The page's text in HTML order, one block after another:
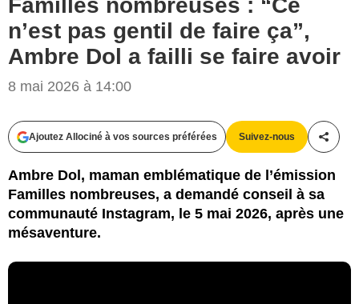
Familles nombreuses : “Ce
n’est pas gentil de faire ça”,
Ambre Dol a failli se faire avoir
8 mai 2026 à 14:00
Ajoutez Allociné à vos sources préférées Suivez-nous
Ambre Dol, maman emblématique de l’émission
Familles nombreuses, a demandé conseil à sa
communauté Instagram, le 5 mai 2026, après une
mésaventure.